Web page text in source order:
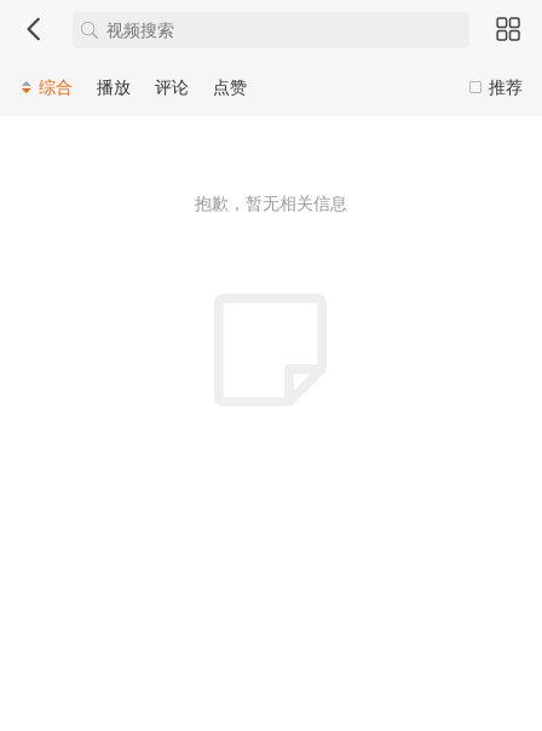
推荐
综合 播放 评论 点赞
抱歉，暂无相关信息